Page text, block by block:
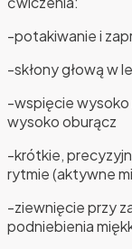
-potakiwanie i
-skłony głową w
-wspięcie wysoko
wysoko oburącz
-krótkie,
rytmie (aktywne
-ziewnięcie przy
podniebienia